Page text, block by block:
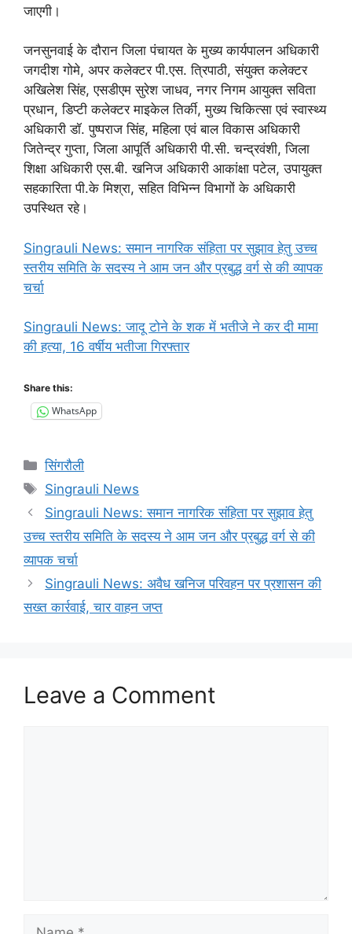
जाएगी।
जनसुनवाई के दौरान जिला पंचायत के मुख्य कार्यपालन अधिकारी
जगदीश गोमे, अपर कलेक्टर पी.एस. त्रिपाठी, संयुक्त कलेक्टर
अखिलेश सिंह, एसडीएम सुरेश जाधव, नगर निगम आयुक्त सविता
प्रधान, डिप्टी कलेक्टर माइकेल तिर्की, मुख्य चिकित्सा एवं स्वास्थ्य
अधिकारी डॉ. पुष्पराज सिंह, महिला एवं बाल विकास अधिकारी
जितेन्द्र गुप्ता, जिला आपूर्ति अधिकारी पी.सी. चन्द्रवंशी, जिला
शिक्षा अधिकारी एस.बी. खनिज अधिकारी आकांक्षा पटेल, उपायुक्त
सहकारिता पी.के मिश्रा, सहित विभिन्न विभागों के अधिकारी
उपस्थित रहे।
Singrauli News: समान नागरिक संहिता पर सुझाव हेतु उच्च
स्तरीय समिति के सदस्य ने आम जन और प्रबुद्ध वर्ग से की व्यापक
चर्चा
Singrauli News: जादू टोने के शक में भतीजे ने कर दी मामा
की हत्या, 16 वर्षीय भतीजा गिरफ्तार
Share this:
WhatsApp
Categories
सिंगरौली
Tags
Singrauli News
Singrauli News: समान नागरिक संहिता पर सुझाव हेतु
उच्च स्तरीय समिति के सदस्य ने आम जन और प्रबुद्ध वर्ग से की
व्यापक चर्चा
Singrauli News: अवैध खनिज परिवहन पर प्रशासन की
सख्त कार्रवाई, चार वाहन जप्त
Leave a Comment